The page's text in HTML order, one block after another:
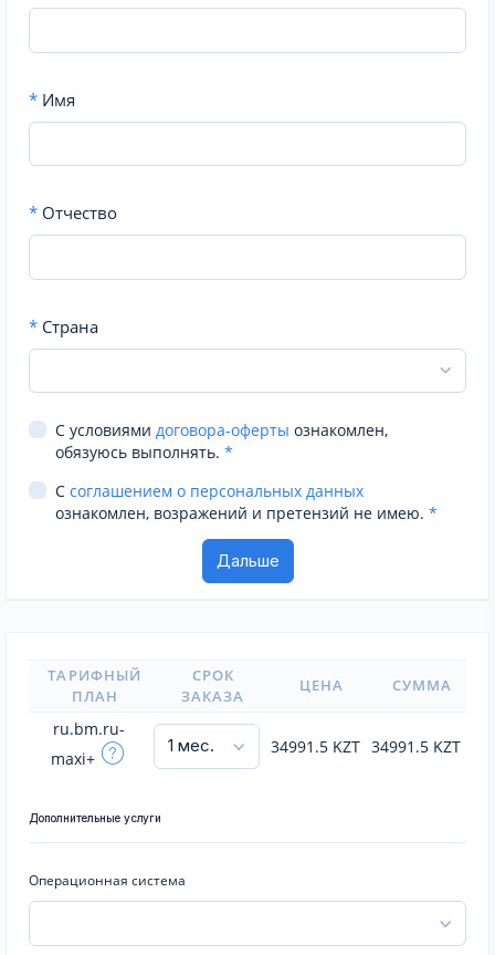
* Имя
* Отчество
* Страна
С условиями договора-оферты ознакомлен,
обязуюсь выполнять. *
С соглашением о персональных данных
ознакомлен, возражений и претензий не имею. *
ТАРИФНЫЙ
ПЛАН
СРОК
ЗАКАЗА
ЦЕНА СУММА
ru.bm.ru-
maxi+
34991.5 KZT 34991.5 KZT
Дополнительные услуги
Операционная система